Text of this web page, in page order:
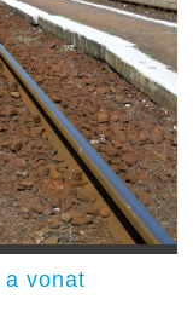
vonat